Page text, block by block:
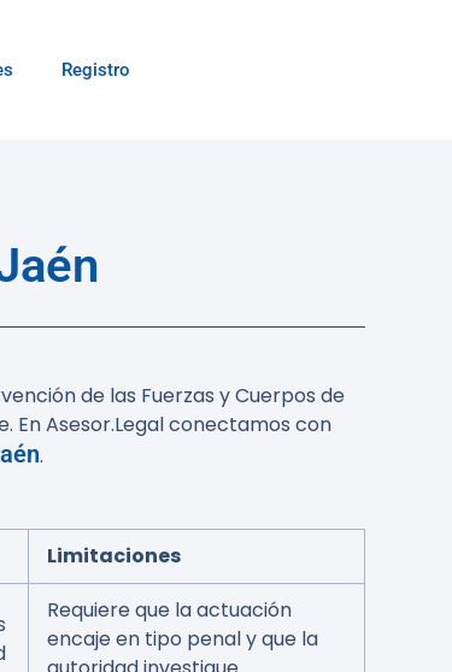
Registro
de las Fuerzas y Cuerpos de
En Asesor.Legal conectamos con
.
Limitaciones
Requiere que la actuación
encaje en tipo penal y que la